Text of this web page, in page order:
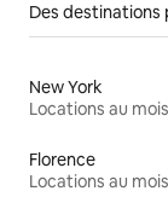
Des destinations
New York
Locations au mois
Florence
Locations au mois